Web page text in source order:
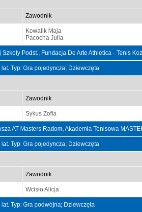
Zawodnik
Kowalik Maja
Pacocha Julia
Podst., Fundacja De Arte Athletica - Tenis
Typ: Gra pojedyncza; Dziewczęta
Zawodnik
Sykus Zofia
AT Masters Radom, Akademia Tenisowa
Typ: Gra pojedyncza; Dziewczęta
Zawodnik
Wcisło Alicja
lat. Typ: Gra podwójna; Dziewczęta